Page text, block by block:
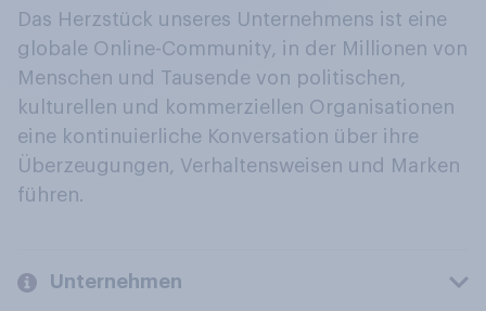
Das Herzstück unseres Unternehmens ist eine
globale Online-Community, in der Millionen von
Menschen und Tausende von politischen,
kulturellen und kommerziellen Organisationen
eine kontinuierliche Konversation über ihre
Überzeugungen, Verhaltensweisen und Marken
führen.
Unternehmen